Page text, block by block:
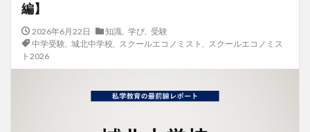
編】
2026年6月22日 知識 学び
受験
中学受験, 城北中学校 スクールエコノミスト
スクールエコノミス
ト2026